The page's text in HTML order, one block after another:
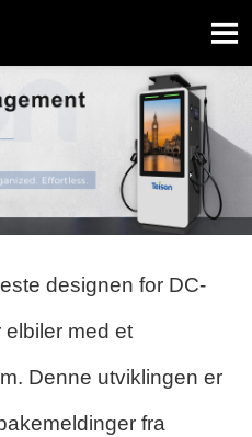

designen for DC-
elbiler med et
Denne utviklingen er
fra